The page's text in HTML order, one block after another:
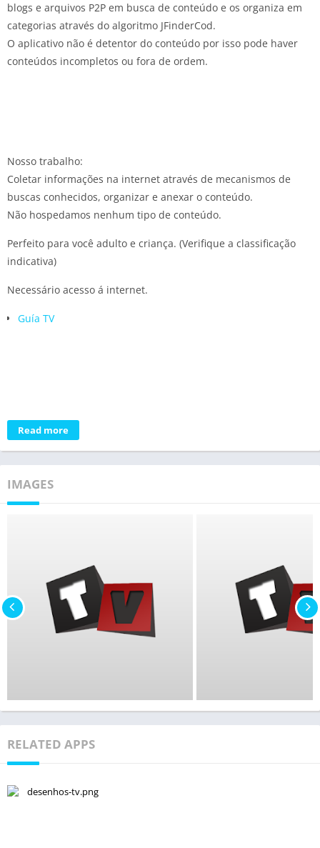
blogs e arquivos P2P em busca de conteúdo e os organiza em
categorias através do algoritmo JFinderCod.
O aplicativo não é detentor do conteúdo por isso pode haver
conteúdos incompletos ou fora de ordem.
Nosso trabalho:
Coletar informações na internet através de mecanismos de
buscas conhecidos, organizar e anexar o conteúdo.
Não hospedamos nenhum tipo de conteúdo.
Perfeito para você adulto e criança. (Verifique a classificação
indicativa)
Necessário acesso á internet.
Guía TV
Read more
IMAGES
RELATED APPS